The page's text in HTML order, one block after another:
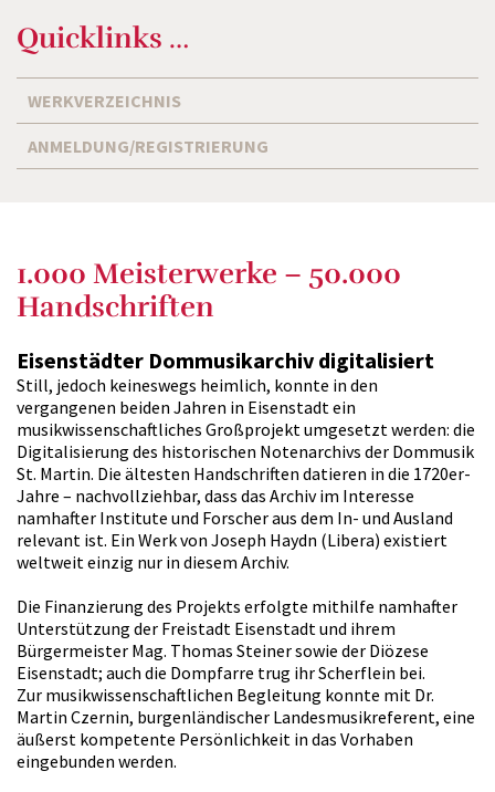
Quicklinks …
WERKVERZEICHNIS
ANMELDUNG/REGISTRIERUNG
1.000 Meisterwerke – 50.000
Handschriften
Eisenstädter Dommusikarchiv digitalisiert
Still, jedoch keineswegs heimlich, konnte in den
vergangenen beiden Jahren in Eisenstadt ein
musikwissenschaftliches Großprojekt umgesetzt werden: die
Digitalisierung des historischen Notenarchivs der Dommusik
St. Martin. Die ältesten Handschriften datieren in die 1720er-
Jahre – nachvollziehbar, dass das Archiv im Interesse
namhafter Institute und Forscher aus dem In- und Ausland
relevant ist. Ein Werk von Joseph Haydn (Libera) existiert
weltweit einzig nur in diesem Archiv.
Die Finanzierung des Projekts erfolgte mithilfe namhafter
Unterstützung der Freistadt Eisenstadt und ihrem
Bürgermeister Mag. Thomas Steiner sowie der Diözese
Eisenstadt; auch die Dompfarre trug ihr Scherflein bei.
Zur musikwissenschaftlichen Begleitung konnte mit Dr.
Martin Czernin, burgenländischer Landesmusikreferent, eine
äußerst kompetente Persönlichkeit in das Vorhaben
eingebunden werden.